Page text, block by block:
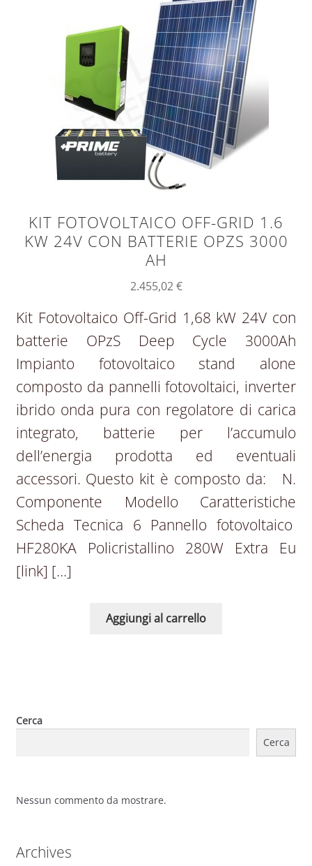
KIT FOTOVOLTAICO OFF-GRID 1.6
KW 24V CON BATTERIE OPZS 3000
AH
2.455,02€
Kit Fotovoltaico Off-Grid 1,68 kW 24V con
batterie OPzS Deep Cycle 3000Ah
Impianto fotovoltaico stand alone
composto da pannelli fotovoltaici, inverter
ibrido onda pura con regolatore di carica
integrato, batterie per l’accumulo
dell’energia prodotta ed eventuali
accessori. Questo kit è composto da: N.
Componente Modello Caratteristiche
Scheda Tecnica 6 Pannello fotovoltaico
HF280KA Policristallino 280W Extra Eu
[link] […]
Aggiungi al carrello
Cerca
Cerca
Nessun commento da mostrare.
Archives